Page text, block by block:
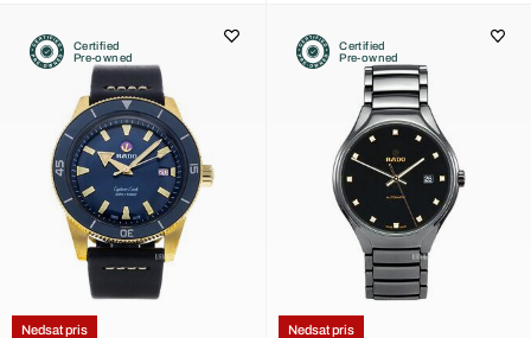
Certified
Pre-owned
Nedsat pris
Certified
Pre-owned
Nedsat pris